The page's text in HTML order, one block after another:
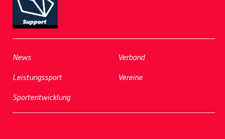
News
Leistungssport
Sportentwicklung
Verband
Vereine